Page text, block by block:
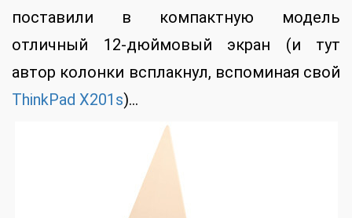
поставили в компактную модель
отличный 12-дюймовый экран (и тут
автор колонки всплакнул, вспоминая свой
ThinkPad X201s)…